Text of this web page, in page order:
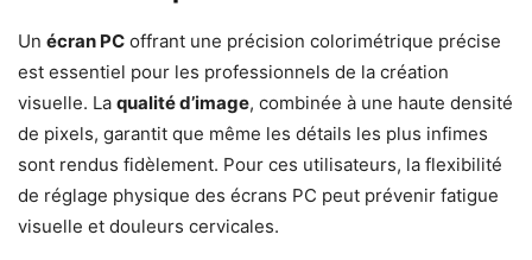
Un écran PC offrant une précision colorimétrique précise
est essentiel pour les professionnels de la création
visuelle. La qualité d’image, combinée à une haute densité
de pixels, garantit que même les détails les plus infimes
sont rendus fidèlement. Pour ces utilisateurs, la flexibilité
de réglage physique des écrans PC peut prévenir fatigue
visuelle et douleurs cervicales.